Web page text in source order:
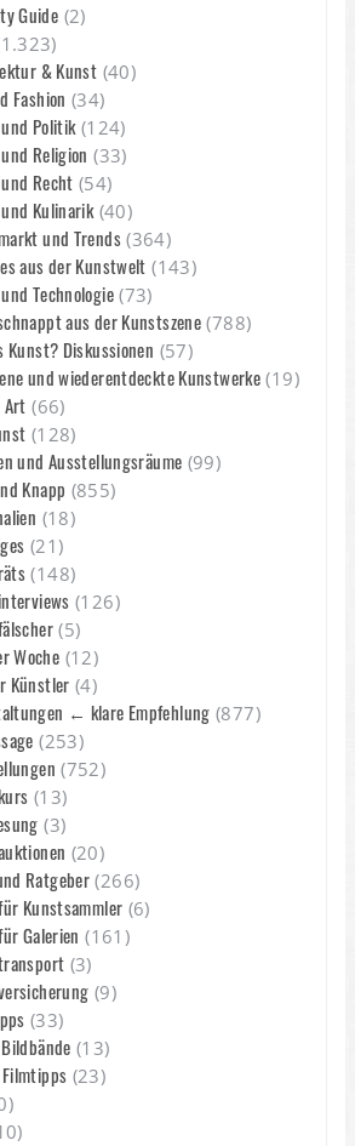
Guide (2)
& Kunst (40)
Fashion (34)
Politik(124)
Religion (33)
Recht (54)
Kulinarik(40)
und Trends(364)
aus der Kunstwelt (143)
Technologie(73)
aus der Kunstszene (788)
Kunst? Diskussionen (57)
und wiederentdeckte Kunstwerke (19)
(66)
(128)
und Ausstellungsräume (99)
Knapp (855)
(18)
(21)
(148)
(126)
(5)
Woche (12)
Künstler (4)
← klare Empfehlung (877)
(253)
(752)
(13)
(3)
(20)
Ratgeber (266)
Kunstsammler (6)
Galerien (161)
(3)
(9)
(33)
(13)
(23)